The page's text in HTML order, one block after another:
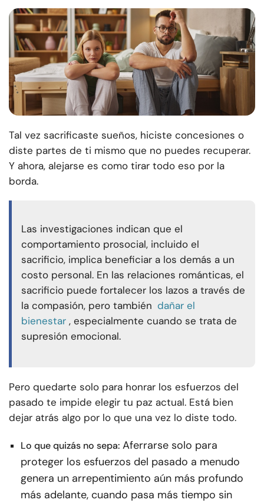
Tal vez sacrificaste sueños, hiciste concesiones o
diste partes de ti mismo que no puedes recuperar.
Y ahora, alejarse es como tirar todo eso por la
borda.
Las investigaciones indican que el
comportamiento prosocial, incluido el
sacrificio, implica beneficiar a los demás a un
costo personal. En las relaciones románticas, el
sacrificio puede fortalecer los lazos a través de
la compasión, pero también dañar el
bienestar , especialmente cuando se trata de
supresión emocional.
Pero quedarte solo para honrar los esfuerzos del
pasado te impide elegir tu paz actual. Está bien
dejar atrás algo por lo que una vez lo diste todo.
Lo que quizás no sepa: Aferrarse solo para
proteger los esfuerzos del pasado a menudo
genera un arrepentimiento aún más profundo
más adelante, cuando pasa más tiempo sin